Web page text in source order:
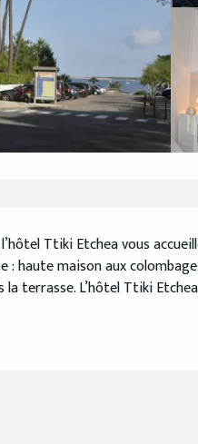
Ttiki Etchea vous
: haute maison aux
terrasse. L’hôtel Ttiki